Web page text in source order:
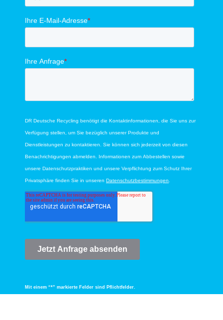
Mit einem “*” markierte Felder sind Pflichtfelder.